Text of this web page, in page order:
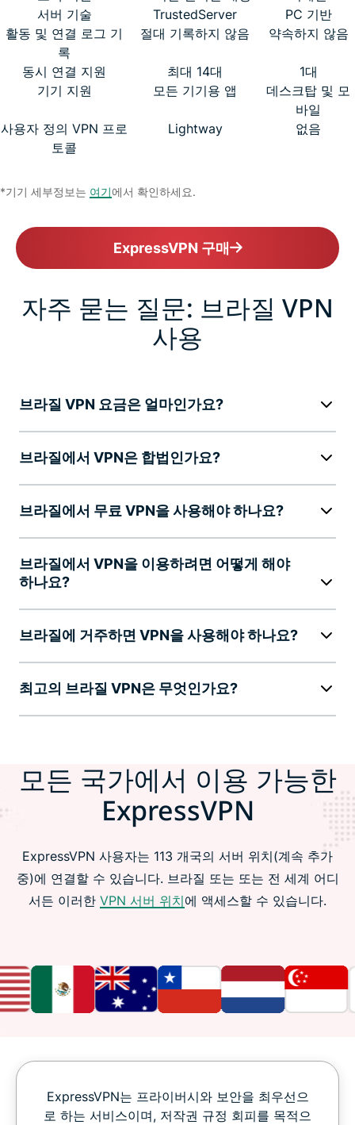
서버 기술
TrustedServer
PC 기반
활동 및 연결 로그 기
록
절대 기록하지 않음 약속하지 않음
동시 연결 지원 최대 14대
1대
기기 지원
모든 기기용 앱
데스크탑 및 모
바일
사용자 정의 VPN 프로
토콜
Lightway 없음
*기기 세부정보는 여기에서 확인하세요.
ExpressVPN 구매
자주 묻는 질문: 브라질 VPN
사용
브라질 VPN 요금은 얼마인가요?
브라질에서 VPN은 합법인가요?
브라질에서 무료 VPN을 사용해야 하나요?
브라질에서 VPN을 이용하려면 어떻게 해야
하나요?
브라질에 거주하면 VPN을 사용해야 하나요?
최고의 브라질 VPN은 무엇인가요?
모든 국가에서 이용 가능한
ExpressVPN
ExpressVPN 사용자는 113 개국의 서버 위치(계속 추가
중)에 연결할 수 있습니다. 브라질 또는 또는 전 세계 어디
서든 이러한 VPN 서버 위치에 액세스할 수 있습니다.
ExpressVPN는 프라이버시와 보안을 최우선으
로 하는 서비스이며, 저작권 규정 회피를 목적으